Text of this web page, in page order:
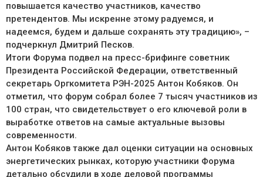
повышается качество участников, качество
претендентов. Мы искренне этому радуемся, и
надеемся, будем и дальше сохранять эту традицию», –
подчеркнул Дмитрий Песков.
Итоги Форума подвел на пресс-брифинге советник
Президента Российской Федерации, ответственный
секретарь Оргкомитета РЭН-2025 Антон Кобяков. Он
отметил, что форум собрал более 7 тысяч участников из
100 стран, что свидетельствует о его ключевой роли в
выработке ответов на самые актуальные вызовы
современности.
Антон Кобяков также дал оценки ситуации на основных
энергетических рынках, которую участники Форума
детально обсудили в ходе деловой программы